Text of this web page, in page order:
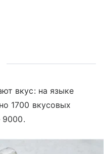
вкус: на языке
1700 вкусовых
9000.